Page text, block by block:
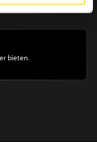
bieten.